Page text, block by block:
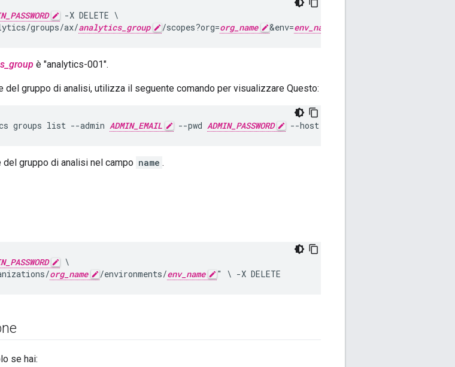
-X DELETE \
groups/ax/analytics_group /scopes?org=org_name &env=env_name
è "analytics-001".
del gruppo di analisi, utilizza il seguente comando per visualizzare Questo:
groups list --admin ADMIN_EMAIL --pwd ADMIN_PASSWORD --host localhost
gruppo di analisi nel campo name .
\
org_name /environments/env_name " \ -X DELETE
se hai: